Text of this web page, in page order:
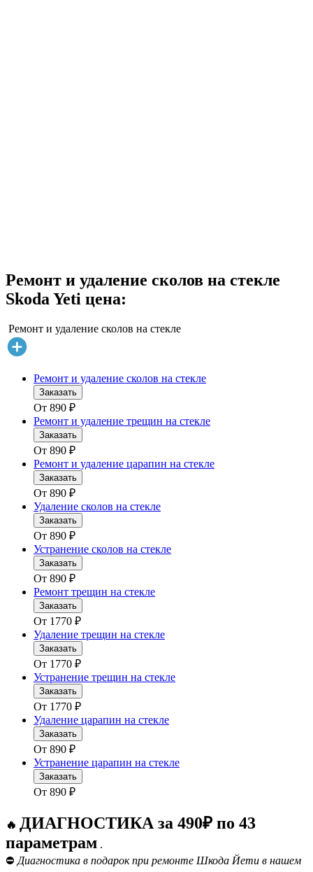
Ремонт и удаление сколов на стекле
Skoda Yeti цена:
Ремонт и удаление сколов на стекле
Ремонт и удаление сколов на стекле
Заказать
От 890 ₽
Ремонт и удаление трещин на стекле
Заказать
От 890 ₽
Ремонт и удаление царапин на стекле
Заказать
От 890 ₽
Удаление сколов на стекле
Заказать
От 890 ₽
Устранение сколов на стекле
Заказать
От 890 ₽
Ремонт трещин на стекле
Заказать
От 1770 ₽
Удаление трещин на стекле
Заказать
От 1770 ₽
Устранение трещин на стекле
Заказать
От 1770 ₽
Удаление царапин на стекле
Заказать
От 890 ₽
Устранение царапин на стекле
Заказать
От 890 ₽
🔥 ДИАГНОСТИКА за 490₽ по 43
параметрам .
⛔ Диагностика в подарок при ремонте Шкода Йети в нашем